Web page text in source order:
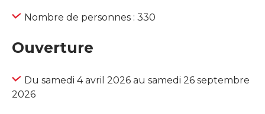
Nombre de personnes : 330
Ouverture
Du samedi 4 avril 2026 au samedi 26 septembre
2026